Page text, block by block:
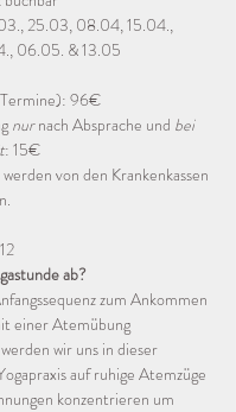
25.03, 08.04, 15.04.,
06.05. & 13.05
96€
nur nach Absprache und bei
: 15€
von den Krankenkassen
ab?
zum Ankommen
einer Atemübung
wir uns in dieser
auf ruhige Atemzüge
konzentrieren um